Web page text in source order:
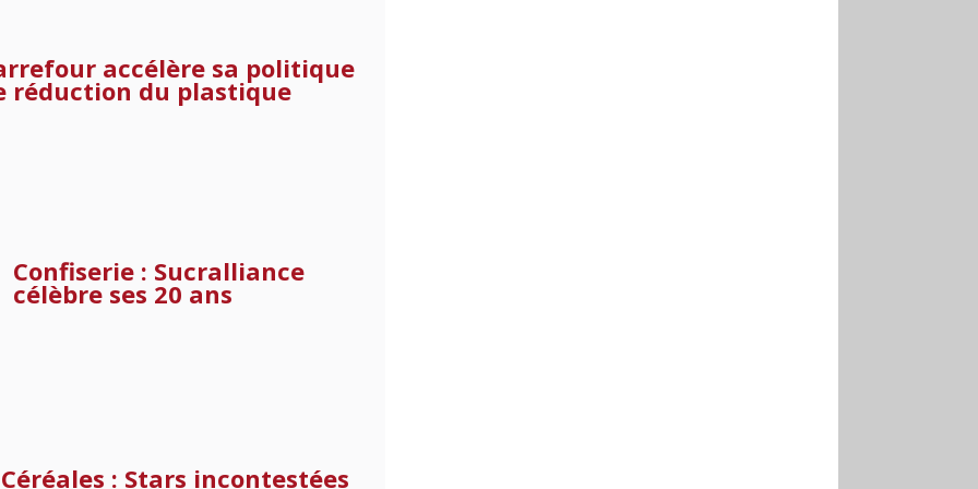
accélère sa politique
réduction du plastique
Confiserie : Sucralliance
célèbre ses 20 ans
Céréales : Stars incontestées